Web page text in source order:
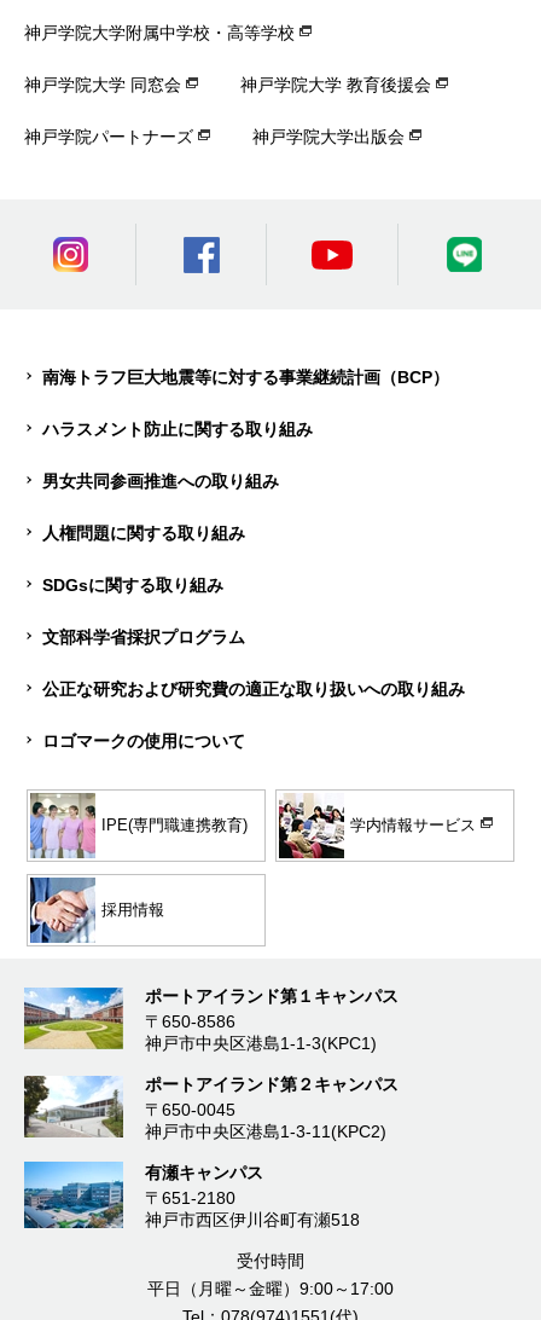
神戸学院大学附属中学校・高等学校
神戸学院大学 同窓会 神戸学院大学 教育後援会
神戸学院パートナーズ 神戸学院大学出版会
南海トラフ巨大地震等に対する事業継続計画（BCP）
ハラスメント防止に関する取り組み
男女共同参画推進への取り組み
人権問題に関する取り組み
SDGsに関する取り組み
文部科学省採択プログラム
公正な研究および研究費の適正な取り扱いへの取り組み
ロゴマークの使用について
IPE(専門職連携教育) 学内情報サービス
採用情報
ポートアイランド第１キャンパス
〒650-8586
神戸市中央区港島1-1-3(KPC1)
ポートアイランド第２キャンパス
〒650-0045
神戸市中央区港島1-3-11(KPC2)
有瀬キャンパス
〒651-2180
神戸市西区伊川谷町有瀬518
受付時間
平日（月曜～金曜）9:00～17:00